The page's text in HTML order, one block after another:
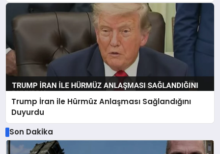
Trump İran ile Hürmüz Anlaşması Sağlandığını
Duyurdu
Son Dakika